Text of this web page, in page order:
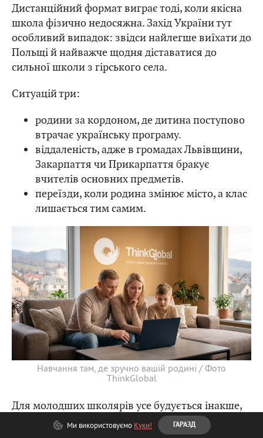
Дистанційний формат виграє тоді, коли якісна
школа фізично недосяжна. Захід України тут
особливий випадок: звідси найлегше виїхати до
Польщі й найважче щодня діставатися до
сильної школи з гірського села.
Ситуацій три:
родини за кордоном, де дитина поступово
втрачає українську програму.
віддаленість, адже в громадах Львівщини,
Закарпаття чи Прикарпаття бракує
вчителів основних предметів.
переїзди, коли родина змінює місто, а клас
лишається тим самим.
Навчання там, де зручно вашій родині / Фото
ThinkGlobal
Для молодших школярів усе будується інакше,
ніж для підлітків. Якісне
дистанційне навчання
тримається на трьох
Ми використовуємо Куки! ГАРАЗД